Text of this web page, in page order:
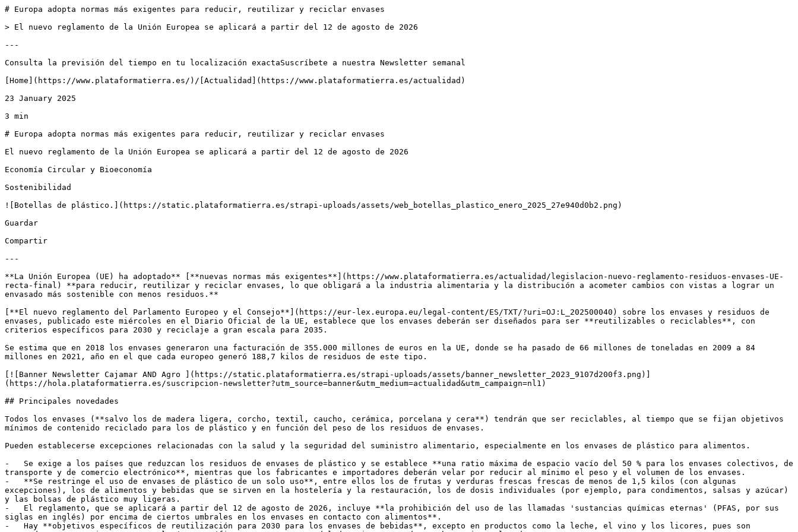
# Europa adopta normas más exigentes para reducir, reutilizar y reciclar envases
> El nuevo reglamento de la Unión Europea se aplicará a partir del 12 de agosto de 2026
---
Consulta la previsión del tiempo en tu localización exactaSuscríbete a nuestra Newsletter semanal
[Home](https://www.plataformatierra.es/)/[Actualidad](https://www.plataformatierra.es/actualidad)
23 January 2025
3 min
# Europa adopta normas más exigentes para reducir, reutilizar y reciclar envases
El nuevo reglamento de la Unión Europea se aplicará a partir del 12 de agosto de 2026
Economía Circular y Bioeconomía
Sostenibilidad
![Botellas de plástico.](https://static.plataformatierra.es/strapi-uploads/assets/web_botellas_plastico_enero_2025_27e940d0b2.png)
Guardar
Compartir
---
**La Unión Europea (UE) ha adoptado** [**nuevas normas más exigentes**](https://www.plataformatierra.es/actualidad/legislacion-nuevo-reglamento-residuos-envases-UE-
recta-final) **para reducir, reutilizar y reciclar envases, lo que obligará a la industria alimentaria y la distribución a acometer cambios con vistas a lograr un
envasado más sostenible con menos residuos.**
[**El nuevo reglamento del Parlamento Europeo y el Consejo**](https://eur-lex.europa.eu/legal-content/ES/TXT/?uri=OJ:L_202500040) sobre los envases y residuos de
envases, publicado este miércoles en el Diario Oficial de la UE, establece que los envases deberán ser diseñados para ser **reutilizables o reciclables**, con
criterios específicos para 2030 y reciclaje a gran escala para 2035.
Se estima que en 2018 los envases generaron una facturación de 355.000 millones de euros en la UE, donde se ha pasado de 66 millones de toneladas en 2009 a 84
millones en 2021, año en el que cada europeo generó 188,7 kilos de residuos de este tipo.
[![Banner Newsletter Cajamar AND Agro ](https://static.plataformatierra.es/strapi-uploads/assets/banner_newsletter_2023_9107d200f3.png)]
(https://hola.plataformatierra.es/suscripcion-newsletter?utm_source=banner&utm_medium=actualidad&utm_campaign=nl1)
## Principales novedades
Todos los envases (**salvo los de madera ligera, corcho, textil, caucho, cerámica, porcelana y cera**) tendrán que ser reciclables, al tiempo que se fijan objetivos
mínimos de contenido reciclado para los de plástico y en función del peso de los residuos de envases.
Pueden establecerse excepciones relacionadas con la salud y la seguridad del suministro alimentario, especialmente en los envases de plástico para alimentos.
-   Se exige a los países que reduzcan los residuos de envases de plástico y se establece **una ratio máxima de espacio vacío del 50 % para los envases colectivos, de
transporte y de comercio electrónico**, mientras que los fabricantes e importadores deberán velar por reducir al mínimo el peso y el volumen de los envases.
-   **Se restringe el uso de envases de plástico de un solo uso**, entre ellos los de frutas y verduras frescas frescas de menos de 1,5 kilos (con algunas
excepciones), los de alimentos y bebidas que se sirven en la hostelería y la restauración, los de dosis individuales (por ejemplo, para condimentos, salsas y azúcar)
y las bolsas de plástico muy ligeras.
-   El reglamento, que se aplicará a partir del 12 de agosto de 2026, incluye **la prohibición del uso de las llamadas 'sustancias químicas eternas' (PFAS, por sus
siglas en inglés) por encima de ciertos umbrales en los envases en contacto con alimentos**.
-   Hay **objetivos específicos de reutilización para 2030 para los envases de bebidas**, excepto en productos como la leche, el vino y los licores, pues son